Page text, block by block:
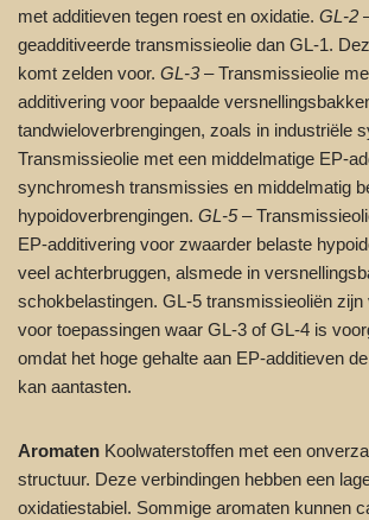
met additieven tegen roest en oxidatie. GL-2
geadditiveerde transmissieolie dan GL-1.
komt zelden voor. GL-3– Transmissieolie
additivering voor bepaalde
tandwieloverbrengingen, zoals in industriële
Transmissieolie met een middelmatige EP-
synchromesh transmissies en middelmatig
hypoidoverbrengingen. GL-5–
EP-additivering voor zwaarder belaste
veel achterbruggen, alsmede in
schokbelastingen. GL-5 transmissieoliën
voor toepassingen waar GL-3 of GL-4 is
omdat het hoge gehalte aan EP-additieven
kan aantasten.
Aromaten Koolwaterstoffen met een
structuur. Deze verbindingen hebben een
oxidatiestabiel. Sommige aromaten kunnen